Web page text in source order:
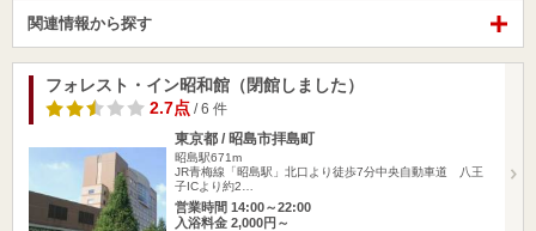
関連情報から探す
フォレスト・イン昭和館（閉館しました）
2.7点 / 6 件
東京都 / 昭島市拝島町
昭島駅671m
JR青梅線「昭島駅」北口より徒歩7分中央自動車道 八王
子ICより約2…
営業時間 14:00～22:00
入浴料金 2,000円～